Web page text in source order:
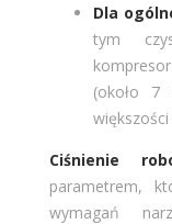
Dla
tym
(około 7
Ciśnienie
parametrem,
wymagań